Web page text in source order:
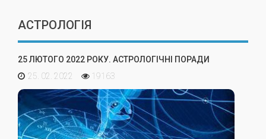
АСТРОЛОГІЯ
25 ЛЮТОГО 2022 РОКУ. АСТРОЛОГІЧНІ ПОРАДИ
25. 02. 2022
19163